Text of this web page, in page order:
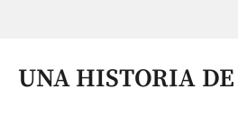
UNA HISTORIA